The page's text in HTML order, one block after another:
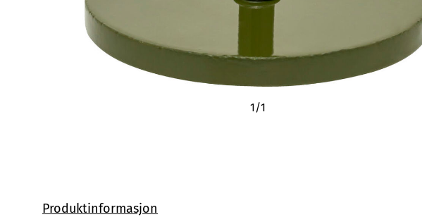
1/1
Produktinformasjon